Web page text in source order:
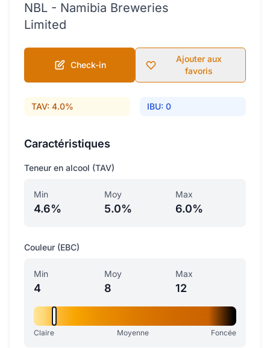
NBL - Namibia Breweries
Limited
Check-in
Ajouter aux
favoris
TAV: 4.0% IBU: 0
Caractéristiques
Teneur en alcool (TAV)
Min
4.6%
Moy
5.0%
Max
6.0%
Couleur (EBC)
Min
4
Moy
8
Max
12
Claire Moyenne Foncée